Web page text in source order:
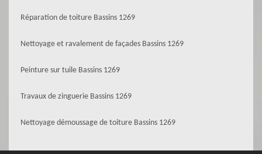
Réparation de toiture Bassins 1269
Nettoyage et ravalement de façades Bassins 1269
Peinture sur tuile Bassins 1269
Travaux de zinguerie Bassins 1269
Nettoyage démoussage de toiture Bassins 1269